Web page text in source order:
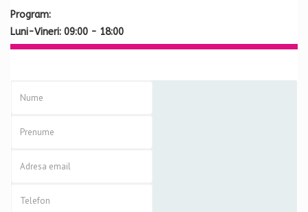
Program:
Luni-Vineri: 09:00 - 18:00